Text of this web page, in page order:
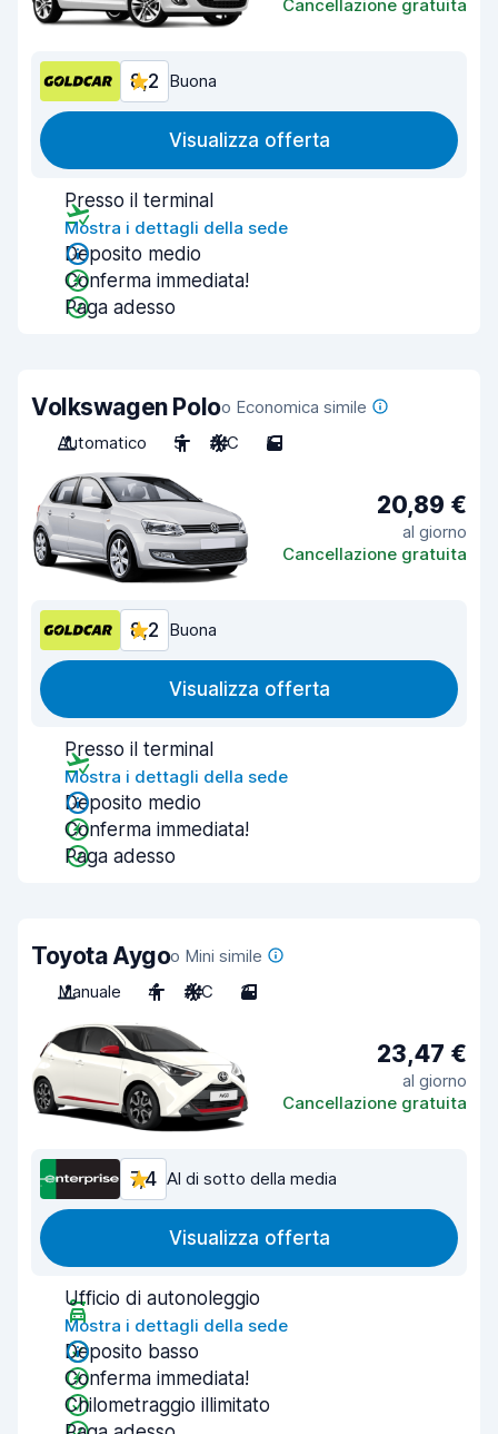
Cancellazione gratuita
8,2 Buona
Visualizza offerta
Presso il terminal
Mostra i dettagli della sede
Deposito medio
Conferma immediata!
Paga adesso
Volkswagen Poloo Economica simile
Automatico
5 A/C 5
20,89 €
al giorno
Cancellazione gratuita
8,2 Buona
Visualizza offerta
Presso il terminal
Mostra i dettagli della sede
Deposito medio
Conferma immediata!
Paga adesso
Toyota Aygoo Mini simile
Manuale
4 A/C 3
23,47 €
al giorno
Cancellazione gratuita
7,4 Al di sotto della media
Visualizza offerta
Ufficio di autonoleggio
Mostra i dettagli della sede
Deposito basso
Conferma immediata!
Chilometraggio illimitato